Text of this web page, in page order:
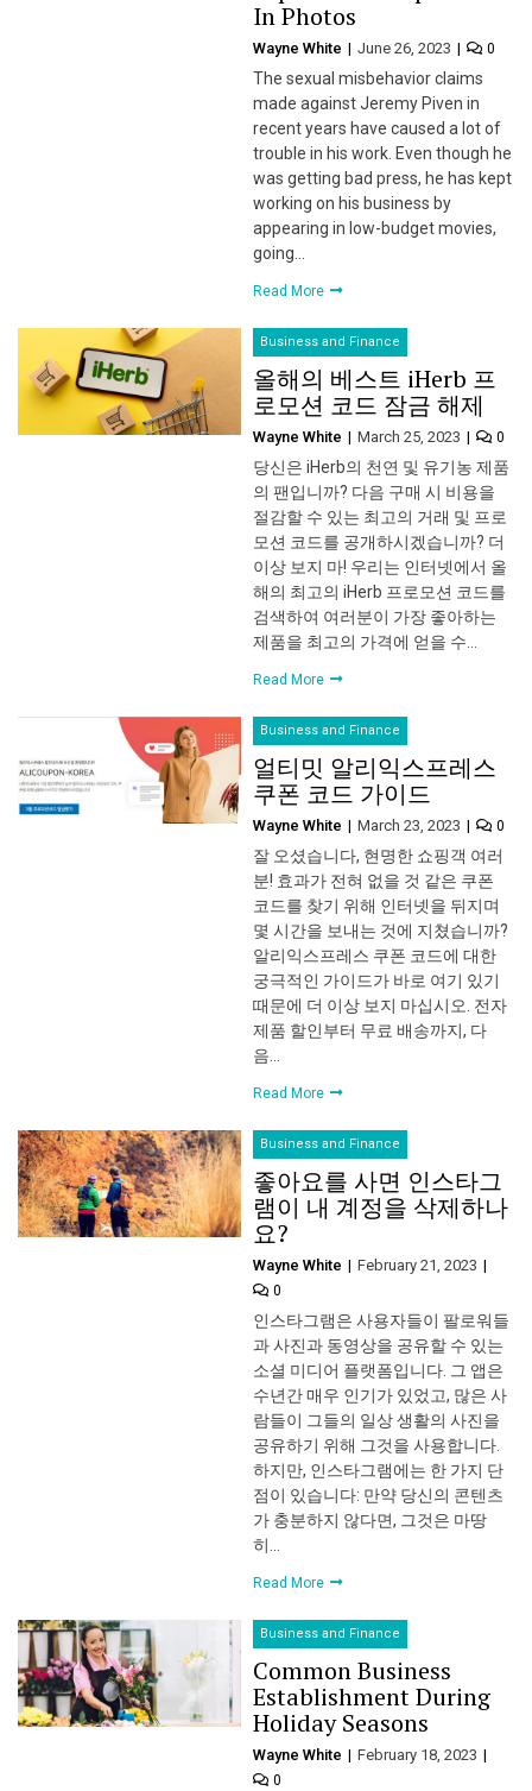
In Photos
Wayne White June 26, 2023 0
The sexual misbehavior claims
made against Jeremy Piven in
recent years have caused a lot of
trouble in his work. Even though he
was getting bad press, he has kept
working on his business by
appearing in low-budget movies,
going…
Read More
Business and Finance
올해의 베스트 iHerb 프
로모션 코드 잠금 해제
Wayne White March 25, 2023 0
당신은 iHerb의 천연 및 유기농 제품
의 팬입니까? 다음 구매 시 비용을
절감할 수 있는 최고의 거래 및 프로
모션 코드를 공개하시겠습니까? 더
이상 보지 마! 우리는 인터넷에서 올
해의 최고의 iHerb 프로모션 코드를
검색하여 여러분이 가장 좋아하는
제품을 최고의 가격에 얻을 수…
Read More
Business and Finance
얼티밋 알리익스프레스
쿠폰 코드 가이드
Wayne White March 23, 2023 0
잘 오셨습니다, 현명한 쇼핑객 여러
분! 효과가 전혀 없을 것 같은 쿠폰
코드를 찾기 위해 인터넷을 뒤지며
몇 시간을 보내는 것에 지쳤습니까?
알리익스프레스 쿠폰 코드에 대한
궁극적인 가이드가 바로 여기 있기
때문에 더 이상 보지 마십시오. 전자
제품 할인부터 무료 배송까지, 다
음…
Read More
Business and Finance
좋아요를 사면 인스타그
램이 내 계정을 삭제하나
요?
Wayne White February 21, 2023
0
인스타그램은 사용자들이 팔로워들
과 사진과 동영상을 공유할 수 있는
소셜 미디어 플랫폼입니다. 그 앱은
수년간 매우 인기가 있었고, 많은 사
람들이 그들의 일상 생활의 사진을
공유하기 위해 그것을 사용합니다.
하지만, 인스타그램에는 한 가지 단
점이 있습니다: 만약 당신의 콘텐츠
가 충분하지 않다면, 그것은 마땅
히…
Read More
Business and Finance
Common Business
Establishment During
Holiday Seasons
Wayne White February 18, 2023
0